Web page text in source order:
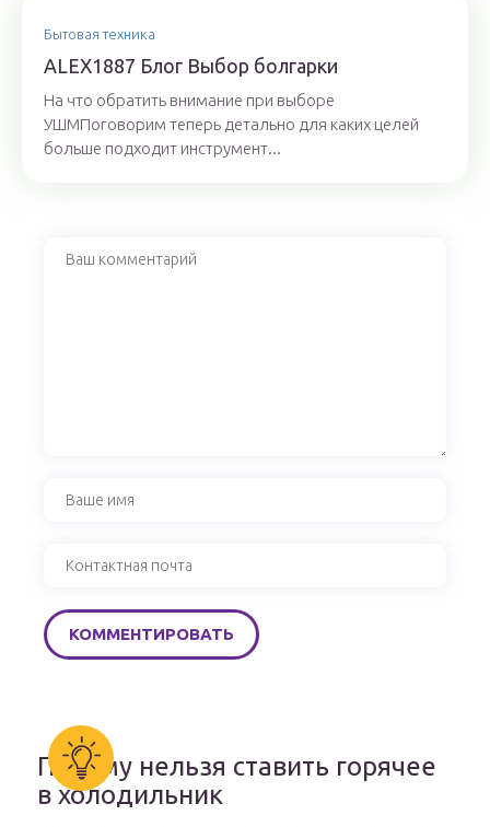
Бытовая техника
ALEX1887 Блог Выбор болгарки
На что обратить внимание при выборе
УШМПоговорим теперь детально для каких целей
больше подходит инструмент...
Почему нельзя ставить горячее
в холодильник